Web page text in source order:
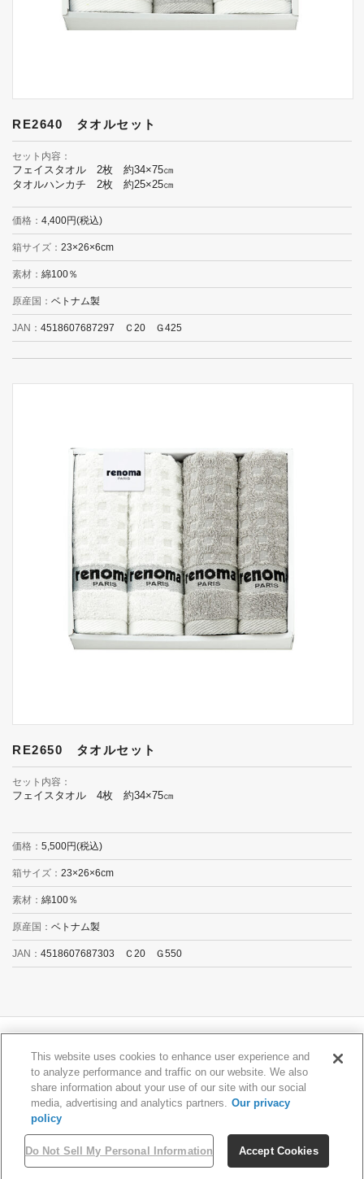
RE2640 タオルセット
セット内容
フェイスタオル 2枚 約34×75㎝
タオルハンカチ 2枚 約25×25㎝
価格 4,400円(税込)
箱サイズ 23×26×6cm
素材 綿100％
原産国 ベトナム製
JAN 4518607687297 Ｃ20 Ｇ425
RE2650 タオルセット
セット内容
フェイスタオル 4枚 約34×75㎝
価格 5,500円(税込)
箱サイズ 23×26×6cm
素材 綿100％
原産国 ベトナム製
JAN 4518607687303 Ｃ20 Ｇ550
Do Not Sell My Personal Information
This website uses cookies to enhance user experience and
to analyze performance and traffic on our website. We also
share information about your use of our site with our social
media, advertising and analytics partners. Our privacy
policy
Do Not Sell My Personal Information Accept Cookies